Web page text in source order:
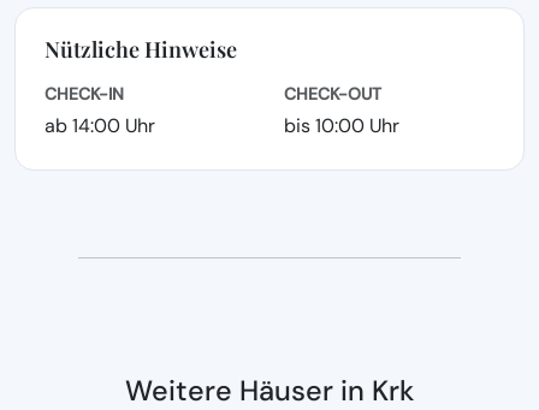
Nützliche Hinweise
CHECK-IN
ab 14:00 Uhr
CHECK-OUT
bis 10:00 Uhr
Weitere Häuser in Krk